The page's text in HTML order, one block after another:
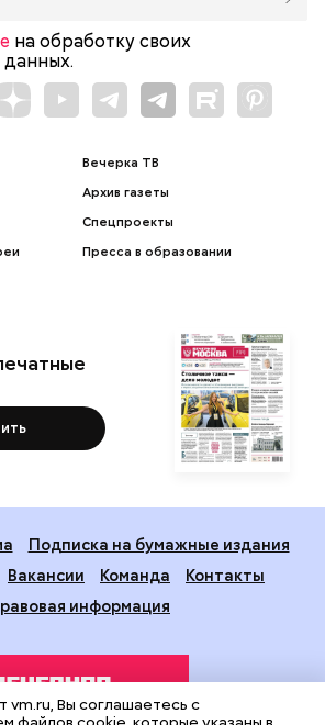
на обработку своих
Вечерка ТВ
Архив газеты
Спецпроекты
Пресса в образовании
Подписка на бумажные издания
Вакансии Команда
Контакты
информация
vm.ru, Вы соглашаетесь с